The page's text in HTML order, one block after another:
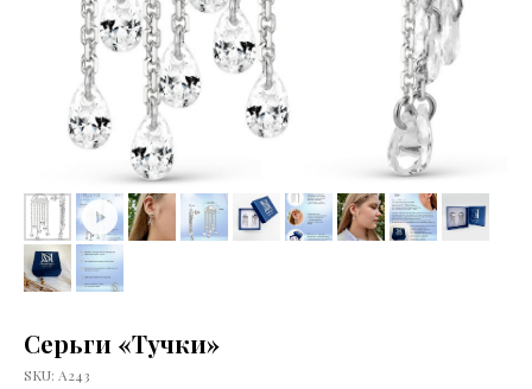
Серьги «Тучки»
SKU: А243